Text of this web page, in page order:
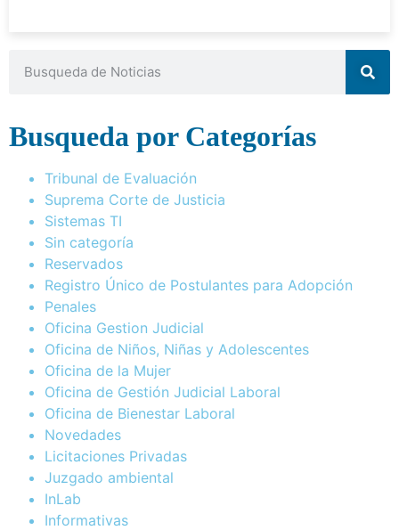
Busqueda por Categorías
Tribunal de Evaluación
Suprema Corte de Justicia
Sistemas TI
Sin categoría
Reservados
Registro Único de Postulantes para Adopción
Penales
Oficina Gestion Judicial
Oficina de Niños, Niñas y Adolescentes
Oficina de la Mujer
Oficina de Gestión Judicial Laboral
Oficina de Bienestar Laboral
Novedades
Licitaciones Privadas
Juzgado ambiental
InLab
Informativas